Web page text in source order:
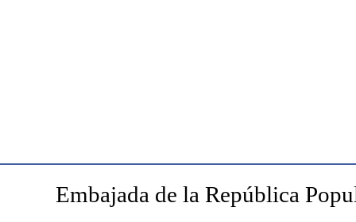
Embajada de la República